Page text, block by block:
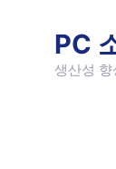
PC
생산성 향